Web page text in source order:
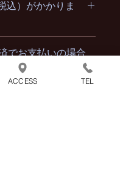
込）がかかりま
料も1100円（税込）と
でお支払いの場合
了した時点で、ご
完了となります。
ACCESS TEL